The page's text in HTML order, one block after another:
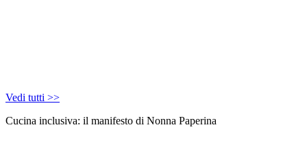
Vedi tutti >>
Cucina inclusiva: il manifesto di Nonna Paperina